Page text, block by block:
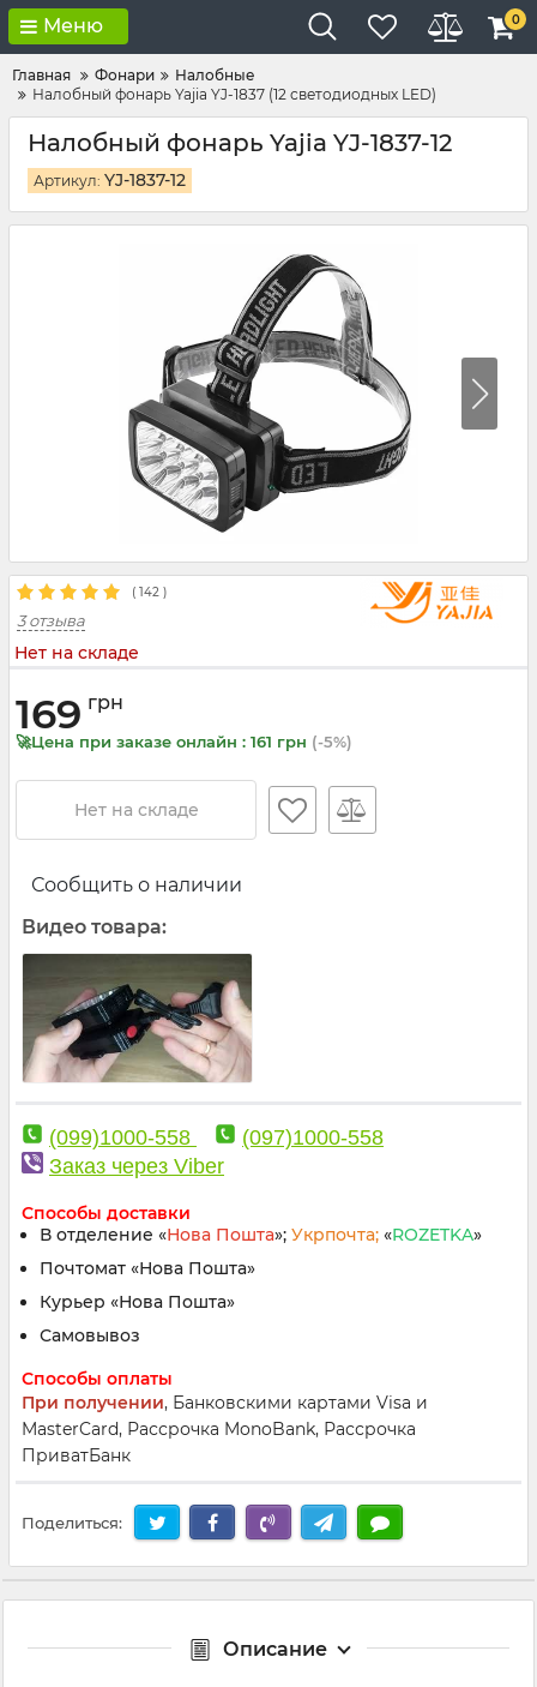
Меню 0
Главная Фонари
Налобные
Налобный фонарь Yajia YJ-1837 (12 светодиодных LED)
Налобный фонарь Yajia YJ-1837-12
Артикул: YJ-1837-12
( 142 )
3 отзыва
Нет на складе
169 грн
🚀Цена при заказе онлайн : 161 грн (-5%)
Нет на складе
Сообщить о наличии
Видео товара:
(099)1000-558
(097)1000-558
Заказ через Viber
Способы доставки
В отделение «Нова Пошта»; Укрпочта; «ROZETKA»
Почтомат «Нова Пошта»
Курьер «Нова Пошта»
Самовывоз
Способы оплаты
При получении, Банковскими картами Visa и
MasterCard, Рассрочка MonoBank, Рассрочка
ПриватБанк
Поделиться:
Описание